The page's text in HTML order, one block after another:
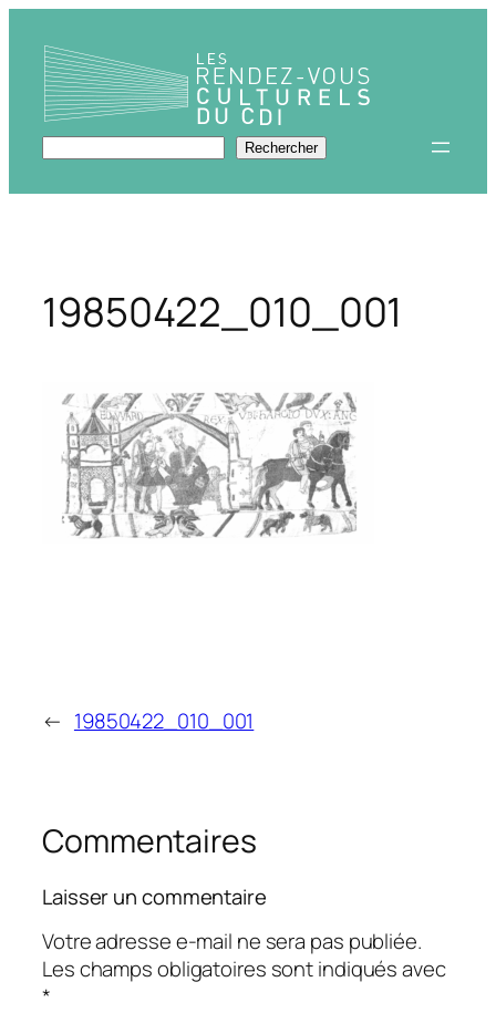
contenu
Rechercher Rechercher
19850422_010_001
← 19850422_010_001
Commentaires
Laisser un commentaire
Votre adresse e-mail ne sera pas publiée.
Les champs obligatoires sont indiqués avec
*